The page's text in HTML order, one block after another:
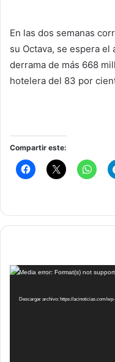
En las dos semanas
su Octava, se espera
derrama de más 668
hotelera del 83 por
Compartir este:
Reproductor
vídeo
Media error: Format(s) not
Descargar archivo: https://acinoticias.com/